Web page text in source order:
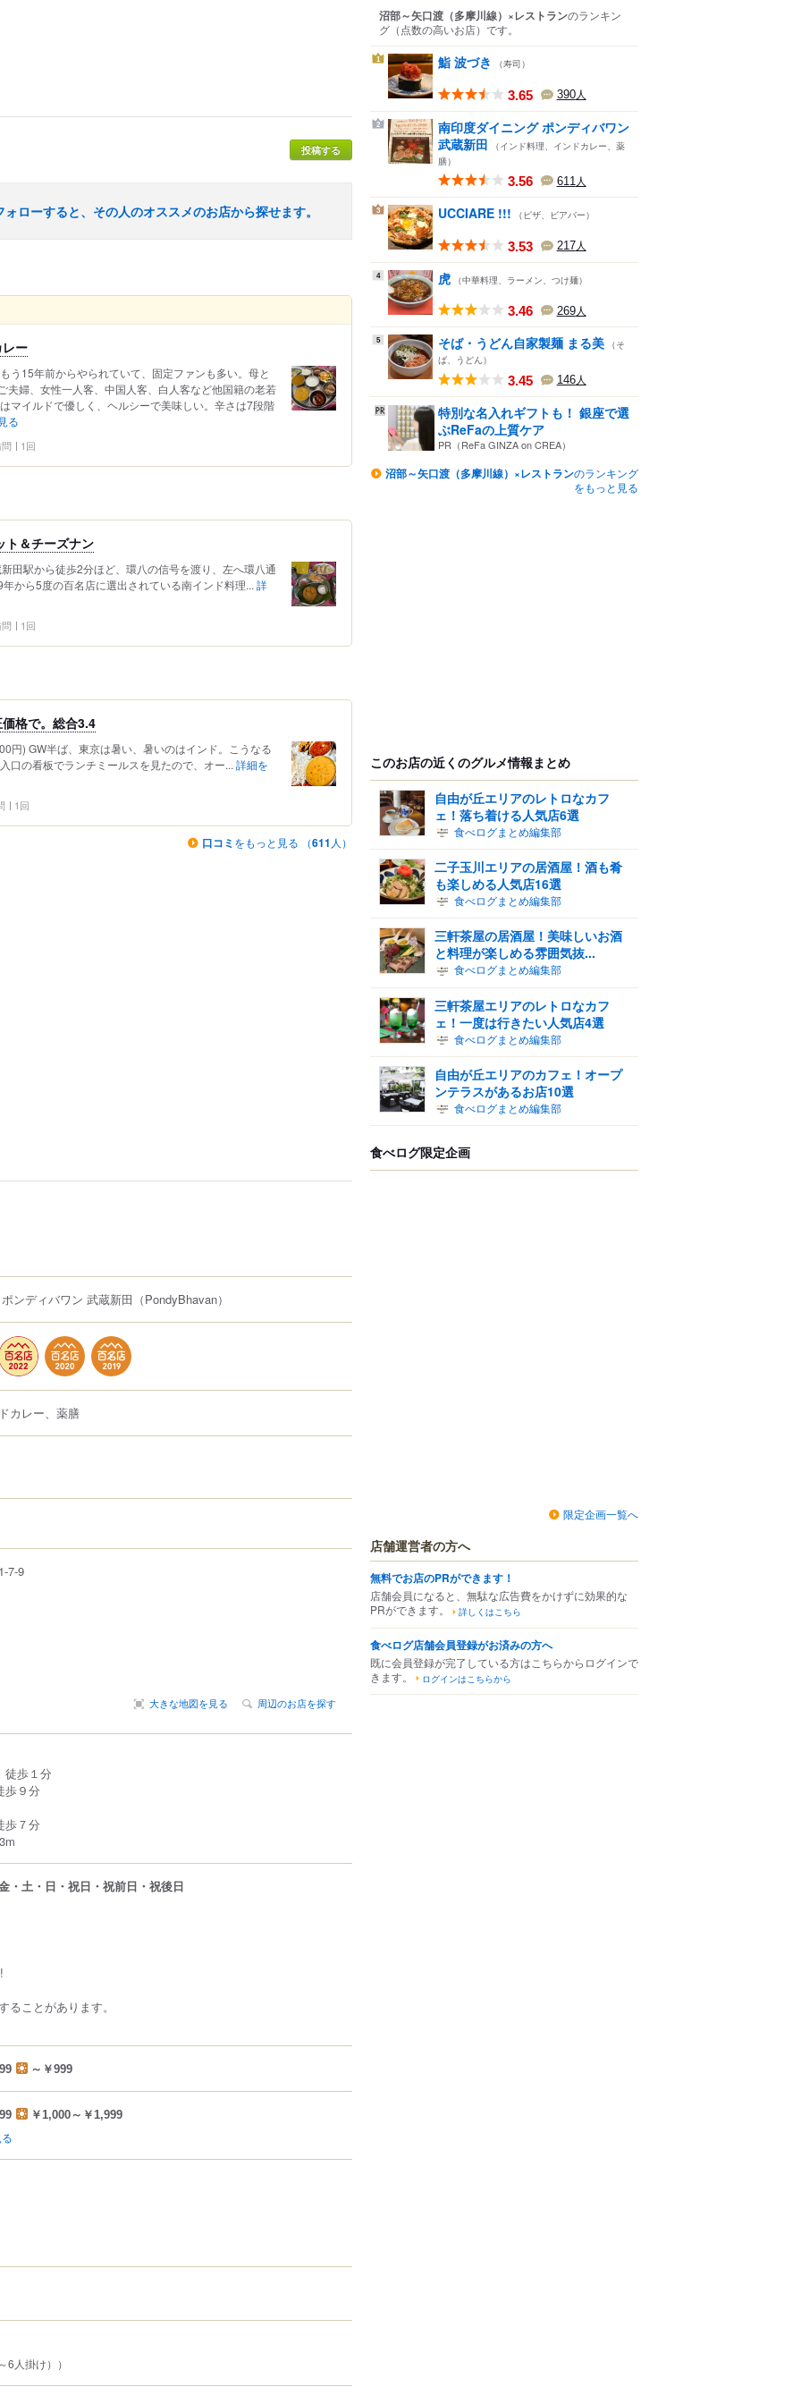
投稿する
ローすると、その人のオススメのお店から探せます。
ー
う15年前からやられていて、固定ファンも多い。母と
夫婦、女性一人客、中国人客、白人客など他国籍の老若
マイルドで優しく、ヘルシーで美味しい。辛さは7段階
る
1回
ト＆チーズナン
田駅から徒歩2分ほど、環八の信号を渡り、左へ環八通
から5度の百名店に選出されている南インド料理... 詳
1回
格で。総合3.4
円) GW半ば、東京は暑い、暑いのはインド。こうなる
口の看板でランチミールスを見たので、オー... 詳細を
1回
口コミ をもっと見る （611 人）
ンディバワン 武蔵新田 （PondyBhavan）
カレー、薬膳
1-7-9
大きな地図を見る 周辺のお店を探す
歩１分
９分
７分
・土・日・祝日・祝前日・祝後日
ことがあります。
～￥999
￥1,000～￥1,999
6人掛け））
沼部～矢口渡（多摩川線）×レストランのランキン
グ （点数の高いお店） です。
1 鮨 波づき （寿司）
3.65 390人
2
南印度ダイニング ポンディバワン
武蔵新田
（インド料理、インドカレー、薬
膳）
3.56 611 人
3 UCCIARE !!! （ピザ、ビアバー）
3.53 217人
4 虎 （中華料理、ラーメン、つけ麺）
3.46 269人
5 そば・うどん自家製麺 まる美 （そ
ば、うどん）
3.45 146人
特別な名入れギフトも！ 銀座で選
ぶReFaの上質ケア
PR（ReFa GINZA on CREA）
沼部～矢口渡（多摩川線）×レストランのランキング
をもっと見る
このお店の近くのグルメ情報まとめ
自由が丘エリアのレトロなカフ
ェ！落ち着ける人気店6選
食べログまとめ編集部
二子玉川エリアの居酒屋！酒も肴
も楽しめる人気店16選
食べログまとめ編集部
三軒茶屋の居酒屋！美味しいお酒
と料理が楽しめる雰囲気抜...
食べログまとめ編集部
三軒茶屋エリアのレトロなカフ
ェ！一度は行きたい人気店4選
食べログまとめ編集部
自由が丘エリアのカフェ！オープ
ンテラスがあるお店10選
食べログまとめ編集部
食べログ限定企画
限定企画一覧へ
店舗運営者の方へ
無料でお店のPRができます！
店舗会員になると、無駄な広告費をかけずに効果的な
PRができます。
詳しくはこちら
食べログ店舗会員登録がお済みの方へ
既に会員登録が完了している方はこちらからログインで
きます。
ログインはこちらから